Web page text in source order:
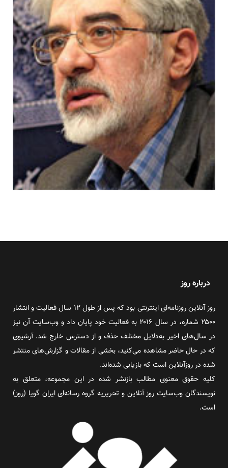
درباره روز
روز آنلاین روزنامه‌ای اینترنتی بود که پس از طول ۱۲ سال فعالیت و انتشار
۲۵۰۰ شماره، در سال ۲۰۱۶ به فعالیت خود پایان داد و وب‌سایت آن نیز
در سال‌های اخیر به‌دلایل مختلف حذف و از دسترس خارج شد. آرشیوی
که در حال حاضر مشاهده می‌کنید، بخشی از مقالات و گزارش‌های منتشر
شده در روزآنلاین است که بازیابی شده‌اند.
کلیه حقوق معنوی مطالب بازنشر شده در این مجموعه، متعلق به
نویسندگان وب‌سایت روز آنلاین و تحریریه گروه رسانه‌ای ایران گویا (روز)
است.